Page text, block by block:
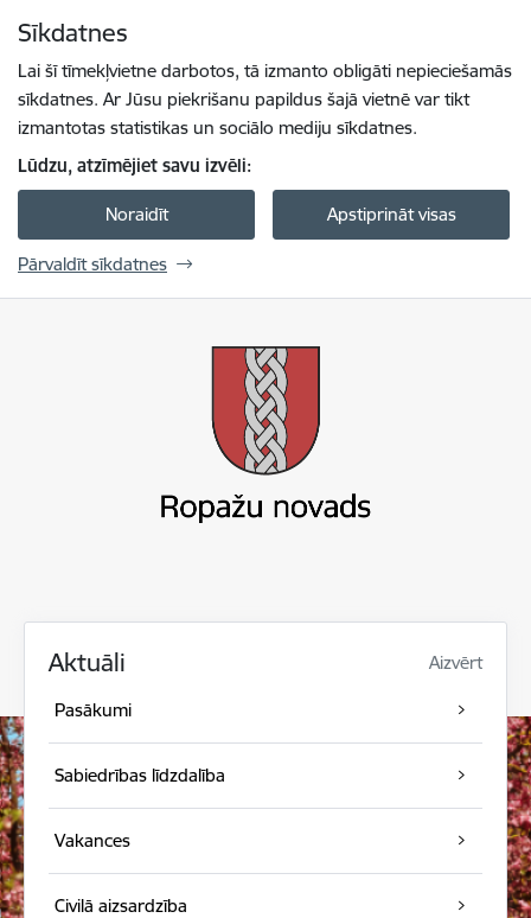
Sīkdatnes
Lai šī tīmekļvietne darbotos, tā izmanto obligāti nepieciešamās
sīkdatnes. Ar Jūsu piekrišanu papildus šajā vietnē var tikt
izmantotas statistikas un sociālo mediju sīkdatnes.
Lūdzu, atzīmējiet savu izvēli:
Noraidīt Apstiprināt visas
Pārvaldīt sīkdatnes
Aktuāli Aizvērt
Pasākumi
Sabiedrības līdzdalība
Vakances
Civilā aizsardzība